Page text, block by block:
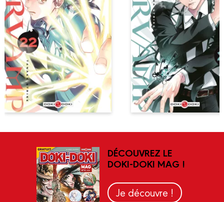
DÉCOUVREZ LE
DOKI-DOKI MAG !
Je découvre !